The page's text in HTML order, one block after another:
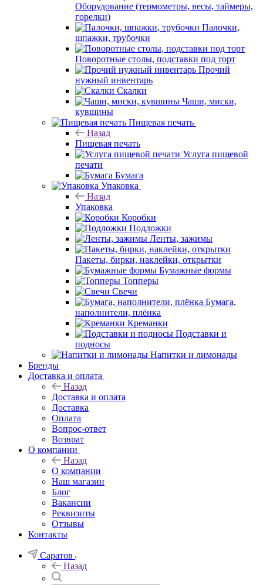
Оборудование (термометры, весы, таймеры,
горелки)
Палочки,
шпажки, трубочки
Поворотные столы, подставки под торт
Прочий
нужный инвентарь
Скалки
Чаши, миски,
кувшины
Пищевая печать
Назад
Пищевая печать
Услуга пищевой
печати
Бумага
Упаковка
Назад
Упаковка
Коробки
Подложки
Ленты, зажимы
Пакеты, бирки, наклейки, открытки
Бумажные формы
Топперы
Свечи
Бумага,
наполнители, плёнка
Креманки
Подставки и
подносы
Напитки и лимонады
Бренды
Доставка и оплата
Назад
Доставка и оплата
Доставка
Оплата
Вопрос-ответ
Возврат
О компании
Назад
О компании
Наш магазин
Блог
Вакансии
Реквизиты
Отзывы
Контакты
Саратов
Назад